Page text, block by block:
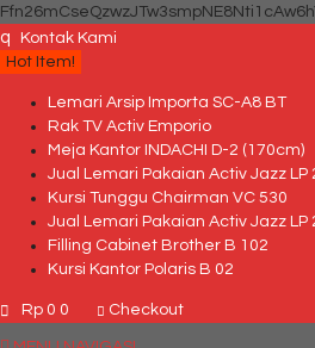
q
Kontak Kami
Hot Item!
Lemari Arsip Importa SC-A8 BT
Rak TV Activ Emporio
Meja Kantor INDACHI D-2 (170cm)
Jual Lemari Pakaian Activ Jazz LP
Kursi Tunggu Chairman VC 530
Jual Lemari Pakaian Activ Jazz LP
Filling Cabinet Brother B 102
Kursi Kantor Polaris B 02
Rp 0 0 Checkout